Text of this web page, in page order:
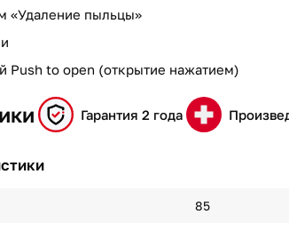
«Удаление пыльцы»
Push to open (открытие нажатием)
Гарантия 2 года
85